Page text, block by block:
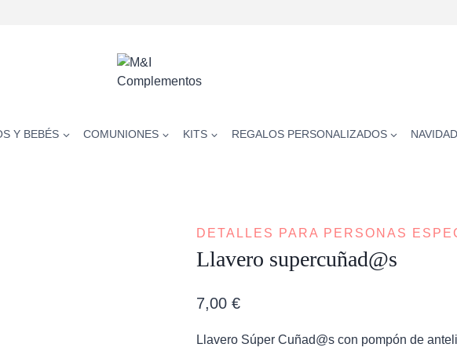
Y BEBÉS COMUNIONES KITS REGALOS PERSONALIZADOS NAVIDAD
DETALLES PARA PERSONAS
Llavero supercuñad@s
7,00 €
Llavero Súper Cuñad@s con pompón de